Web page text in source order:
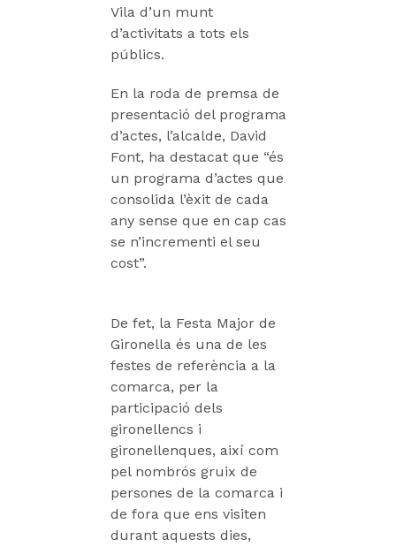
Vila d’un munt
d’activitats a tots els
públics.
En la roda de premsa de
presentació del programa
d’actes, l’alcalde, David
Font, ha destacat que “és
un programa d’actes que
consolida l’èxit de cada
any sense que en cap cas
se n’incrementi el seu
cost”.
De fet, la Festa Major de
Gironella és una de les
festes de referència a la
comarca, per la
participació dels
gironellencs i
gironellenques, així com
pel nombrós gruix de
persones de la comarca i
de fora que ens visiten
durant aquests dies,